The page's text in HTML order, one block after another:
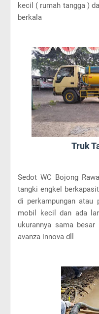
kecil ( rumah tangga )
berkala
Truk
Sedot WC Bojong
tangki engkel
di perkampungan atau
mobil kecil dan ada
ukurannya sama
avanza innova dll